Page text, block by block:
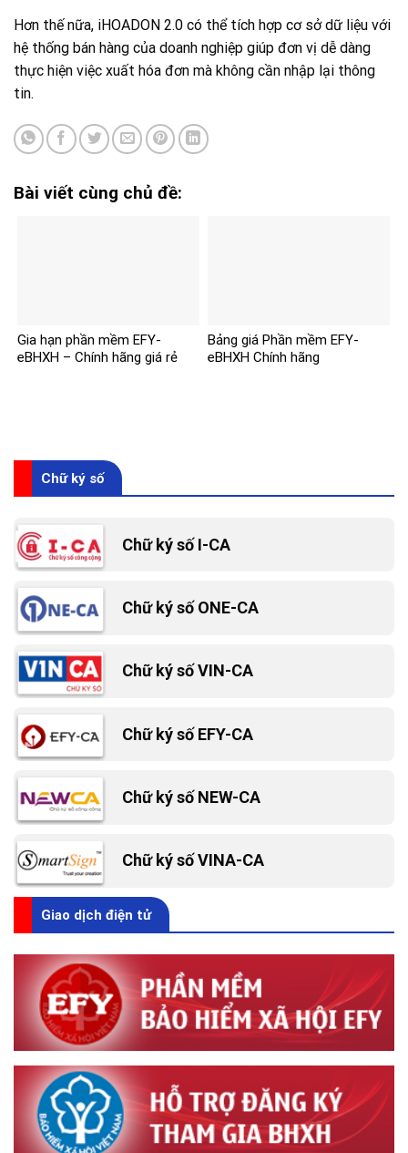
Chữ ký số
Chữ ký số I-CA
Chữ ký số ONE-CA
Chữ ký số VIN-CA
Chữ ký số EFY-CA
Chữ ký số NEW-CA
Chữ ký số VINA-CA
Giao dịch điện tử
Hơn thế nữa, iHOADON 2.0 có thể tích hợp cơ sở dữ liệu với
hệ thống bán hàng của doanh nghiệp giúp đơn vị dễ dàng
thực hiện việc xuất hóa đơn mà không cần nhập lại thông
tin.
Bài viết cùng chủ đề:
Gia hạn phần mềm EFY-
eBHXH – Chính hãng giá rẻ
Bảng giá Phần mềm EFY-
eBHXH Chính hãng